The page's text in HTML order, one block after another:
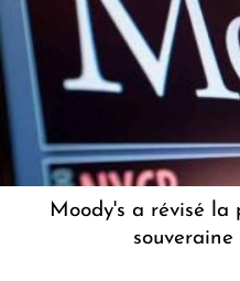
Moody's a révisé la